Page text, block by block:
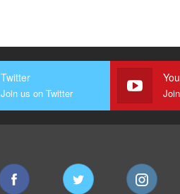
Twitter
Join us on Twitter